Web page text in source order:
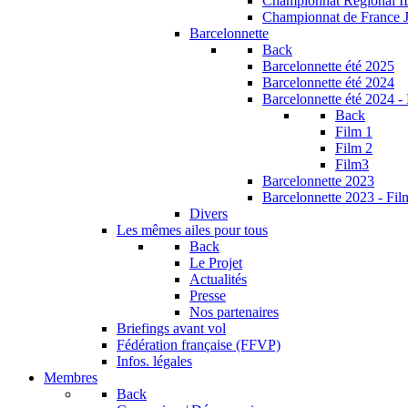
Championnat de France
Barcelonnette
Back
Barcelonnette été 2025
Barcelonnette été 2024
Barcelonnette été 2024 -
Back
Film 1
Film 2
Film3
Barcelonnette 2023
Barcelonnette 2023 -
Divers
Les mêmes ailes pour tous
Back
Le Projet
Actualités
Presse
Nos partenaires
Briefings avant vol
Fédération française (FFVP)
Infos. légales
Membres
Back